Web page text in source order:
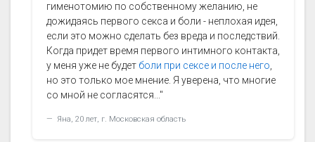
гименотомию по собственному желанию, не
дожидаясь первого секса и боли - неплохая идея,
если это можно сделать без вреда и последствий.
Когда придет время первого интимного контакта,
у меня уже не будет боли при сексе и после него
но это только мое мнение. Я уверена, что многие
со мной не согласятся..."
Яна, 20 лет, г. Московская область